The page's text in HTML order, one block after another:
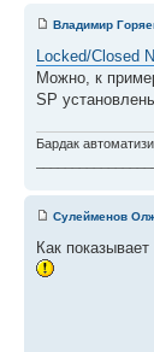
Владимир
Locked/Closed
Можно, к
SP
Бардак
Сулейменов
Как